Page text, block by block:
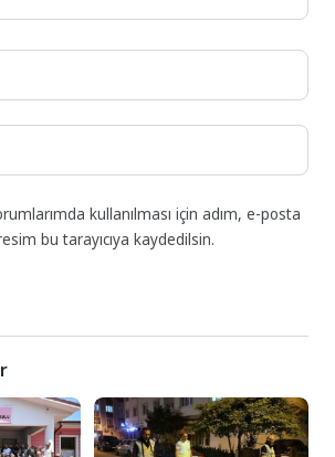
kullanılması için adım, e-posta
bu tarayıcıya kaydedilsin.